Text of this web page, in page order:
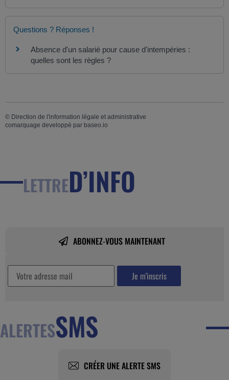
Questions ? Réponses !
Absence d'un salarié pour cause d'intempéries :
quelles sont les règles ?
© Direction de l'information légale et administrative
comarquage developpé par baseo.io
LETTRED’INFO
ABONNEZ-VOUS MAINTENANT
ALERTESSMS
CRÉER UNE ALERTE SMS